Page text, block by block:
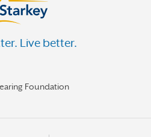
Live better.
Foundation